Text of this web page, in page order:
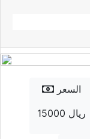
السعر
15000 ريال